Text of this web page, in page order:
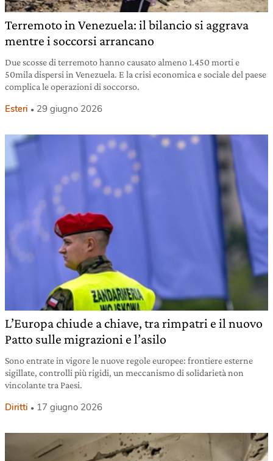
Terremoto in Venezuela: il bilancio si aggrava
mentre i soccorsi arrancano
Due scosse di terremoto hanno causato almeno 1.450 morti e
50mila dispersi in Venezuela. E la crisi economica e sociale del paese
complica le operazioni di soccorso.
Esteri 29 giugno 2026
L’Europa chiude a chiave, tra rimpatri e il nuovo
Patto sulle migrazioni e l’asilo
Sono entrate in vigore le nuove regole europee: frontiere esterne
sigillate, controlli più rigidi, un meccanismo di solidarietà non
vincolante tra Paesi.
Diritti 17 giugno 2026